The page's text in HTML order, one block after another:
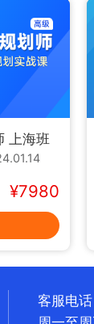
上海班
¥7980
客服电